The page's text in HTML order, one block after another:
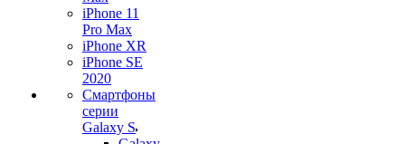
iPhone 11
Pro Max
iPhone XR
iPhone SE
2020
Смартфоны
серии
Galaxy S